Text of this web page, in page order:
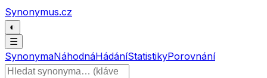
Přeskočit na obsah
Synonymus.cz
◐
☰
SynonymaNáhodnáHádáníStatistikyPorovnání
Hledat slovo